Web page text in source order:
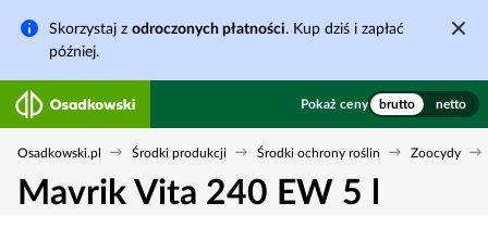
Skorzystaj z odroczonych płatności. Kup dziś i zapłać
później.
Pokaż ceny brutto netto
Osadkowski.pl Środki produkcji Środki ochrony roślin Zoocydy
Mavrik Vita 240 EW 5 l